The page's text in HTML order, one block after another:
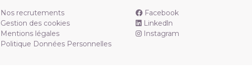
Nos recrutements
Gestion des cookies
Mentions légales
Politique Données Personnelles
Facebook
Linkedln
Instagram